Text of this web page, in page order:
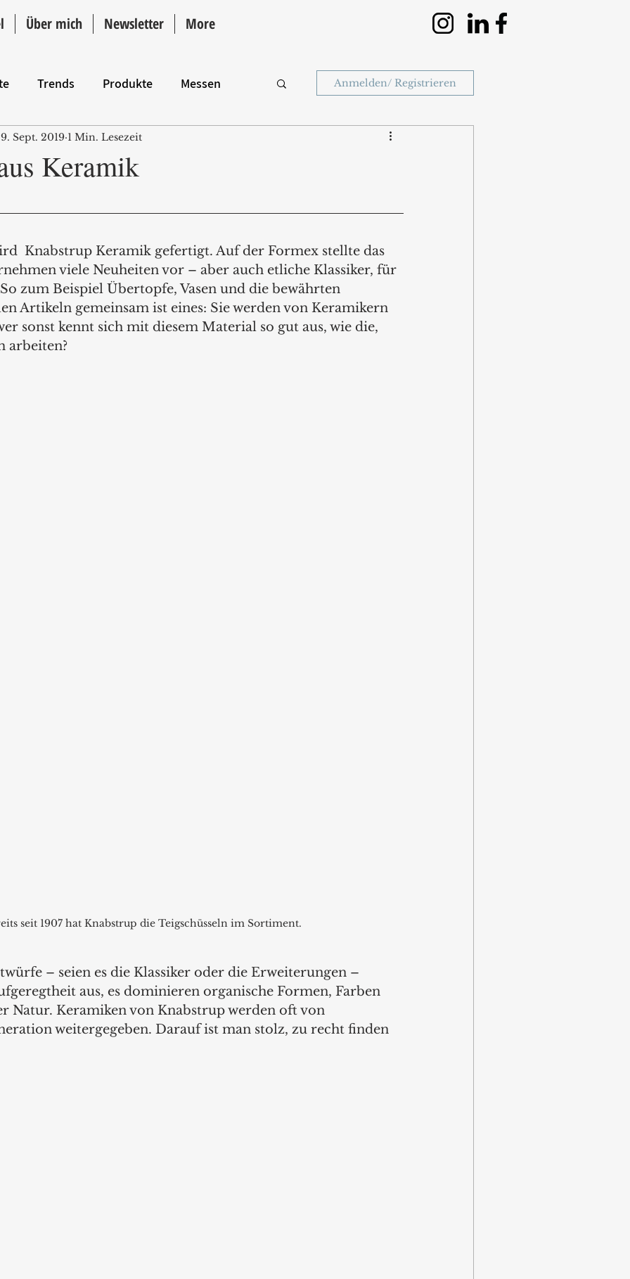
Über mich Newsletter More
Trends Produkte Messen
Intro
Anmelden/ Registrieren
Keramik
9. Sept. 2019 1 Min. Lesezeit
Knabstrup Keramik gefertigt. Auf der Formex stellte das
viele Neuheiten vor – aber auch etliche Klassiker, für
zum Beispiel Übertopfe, Vasen und die bewährten
Artikeln gemeinsam ist eines: Sie werden von Keramikern
sonst kennt sich mit diesem Material so gut aus, wie die,
arbeiten?
seit 1907 hat Knabstrup die Teigschüsseln im Sortiment.
– seien es die Klassiker oder die Erweiterungen –
aus, es dominieren organische Formen, Farben
Natur. Keramiken von Knabstrup werden oft von
weitergegeben. Darauf ist man stolz, zu recht finden